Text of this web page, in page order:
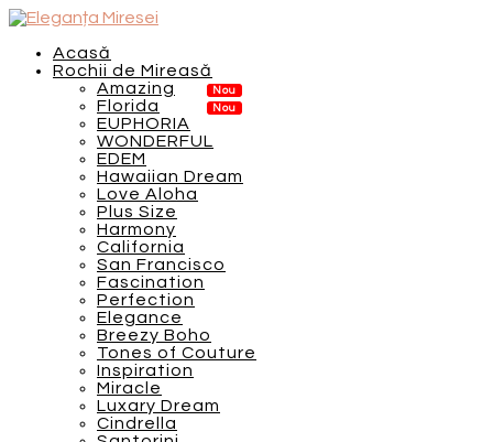
Acasă
Rochii de Mireasă
Amazing
Florida
EUPHORIA
WONDERFUL
EDEM
Hawaiian Dream
Love Aloha
Plus Size
Harmony
California
San Francisco
Fascination
Perfection
Elegance
Breezy Boho
Tones of Couture
Inspiration
Miracle
Luxary Dream
Cindrella